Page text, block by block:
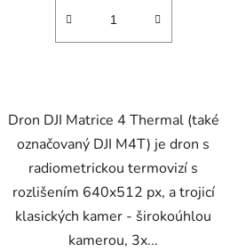
z
Dron DJI Matrice 4 Thermal (také
označovaný DJI M4T) je dron s
radiometrickou termovizí s
rozlišením 640x512 px, a trojicí
klasických kamer - širokoúhlou
kamerou, 3x...